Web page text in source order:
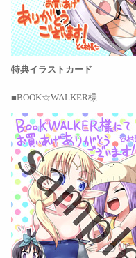
特典イラストカード
BOOK☆WALKER様